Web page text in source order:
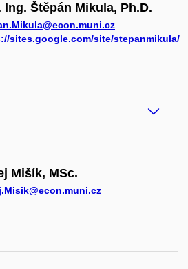
Ing. Štěpán Mikula, Ph.D.
sites.google.com/site/stepanmikula/
Mišík, MSc.